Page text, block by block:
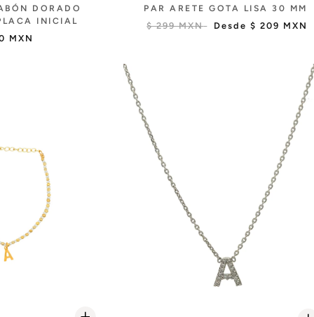
DORADO
INICIAL
MXN
PAR ARETE GOTA LISA 30 MM
$ 299 MXN
Desde$ 209 MXN